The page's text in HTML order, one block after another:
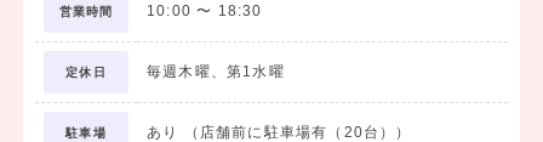
営業時間 10:00 〜 18:30
定休日 毎週木曜、第1水曜
駐車場 あり （店舗前に駐車場有（20台））